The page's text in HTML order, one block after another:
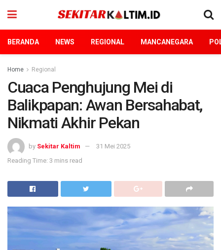
BERANDA NEWS REGIONAL MANCANEGARA
Home Regional
Cuaca Penghujung Mei di
Balikpapan: Awan Bersahabat,
Nikmati Akhir Pekan
by Sekitar Kaltim
31 Mei 2025
Reading Time: 3 mins read